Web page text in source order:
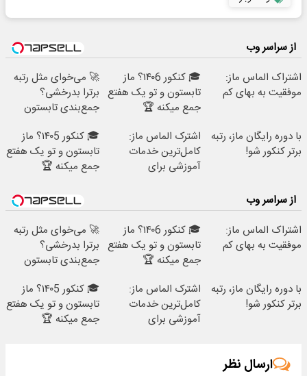
از سراسر وب
اشتراک الماس ماز:
موفقیت به بهای کم
🎓 کنکور ۱۴۰6؟ ماز
تابستون و تو یک هفتع
جمع میکنه 🏆
🚀 می‌خوای مثل رتبه
برترا بدرخشی؟
جمع‌بندی تابستون
با دوره رایگان ماز، رتبه
برتر کنکور شو!
اشترک الماس ماز:
کامل‌ترین خدمات
آموزشی برای
🎓 کنکور ۱۴۰5؟ ماز
تابستون و تو یک هفتع
جمع میکنه 🏆
از سراسر وب
اشتراک الماس ماز:
موفقیت به بهای کم
🎓 کنکور ۱۴۰6؟ ماز
تابستون و تو یک هفتع
جمع میکنه 🏆
🚀 می‌خوای مثل رتبه
برترا بدرخشی؟
جمع‌بندی تابستون
با دوره رایگان ماز، رتبه
برتر کنکور شو!
اشترک الماس ماز:
کامل‌ترین خدمات
آموزشی برای
🎓 کنکور ۱۴۰5؟ ماز
تابستون و تو یک هفتع
جمع میکنه 🏆
ارسال نظر